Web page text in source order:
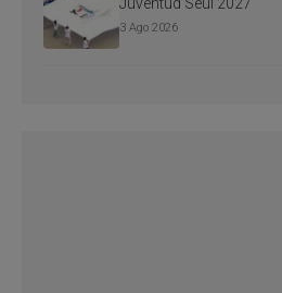
3 Ago 2026